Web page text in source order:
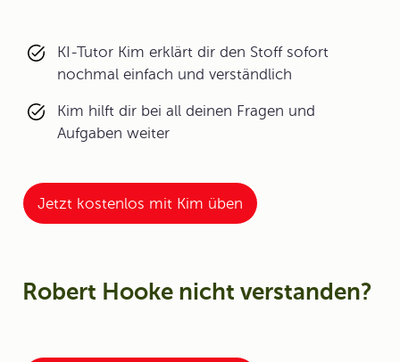
KI-Tutor Kim erklärt dir den Stoff sofort
nochmal einfach und verständlich
Kim hilft dir bei all deinen Fragen und
Aufgaben weiter
Jetzt kostenlos mit Kim üben
Robert Hooke nicht verstanden?